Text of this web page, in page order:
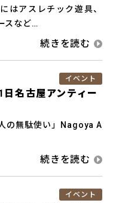
はアスレチック遊具、
スなど…
イベント
名古屋アンティー
の無駄使い」Nagoya A
イベント